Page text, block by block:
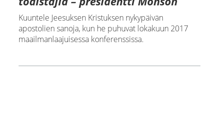
Kuuntele Jeesuksen Kristuksen nykypäivän
apostolien sanoja, kun he puhuvat lokakuun 2017
maailmanlaajuisessa konferenssissa.